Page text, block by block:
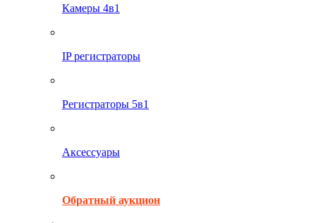
Камеры 4в1
IP регистраторы
Регистраторы 5в1
Аксессуары
Обратный аукцион